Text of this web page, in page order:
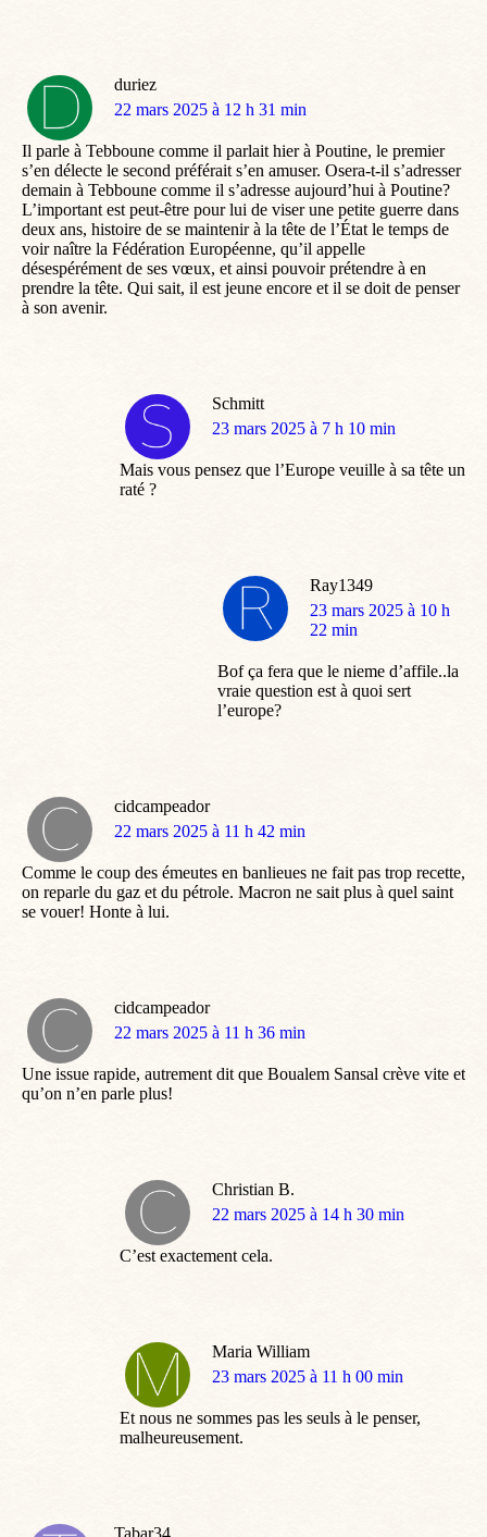
duriez
dit
22 mars 2025 à 12 h 31 min
Il parle à Tebboune comme il parlait hier à Poutine, le premier
s’en délecte le second préférait s’en amuser. Osera-t-il s’adresser
demain à Tebboune comme il s’adresse aujourd’hui à Poutine?
L’important est peut-être pour lui de viser une petite guerre dans
deux ans, histoire de se maintenir à la tête de l’État le temps de
voir naître la Fédération Européenne, qu’il appelle
désespérément de ses vœux, et ainsi pouvoir prétendre à en
prendre la tête. Qui sait, il est jeune encore et il se doit de penser
à son avenir.
Schmitt
dit
23 mars 2025 à 7 h 10 min
Mais vous pensez que l’Europe veuille à sa tête un
raté ?
Ray1349
dit
:
23 mars 2025 à 10 h
22 min
Bof ça fera que le nieme d’affile..la
vraie question est à quoi sert
l’europe?
cidcampeador
dit
22 mars 2025 à 11 h 42 min
Comme le coup des émeutes en banlieues ne fait pas trop recette,
on reparle du gaz et du pétrole. Macron ne sait plus à quel saint
se vouer! Honte à lui.
cidcampeador
dit
22 mars 2025 à 11 h 36 min
Une issue rapide, autrement dit que Boualem Sansal crève vite et
qu’on n’en parle plus!
Christian B.
dit
22 mars 2025 à 14 h 30 min
C’est exactement cela.
Maria William
dit
23 mars 2025 à 11 h 00 min
Et nous ne sommes pas les seuls à le penser,
malheureusement.